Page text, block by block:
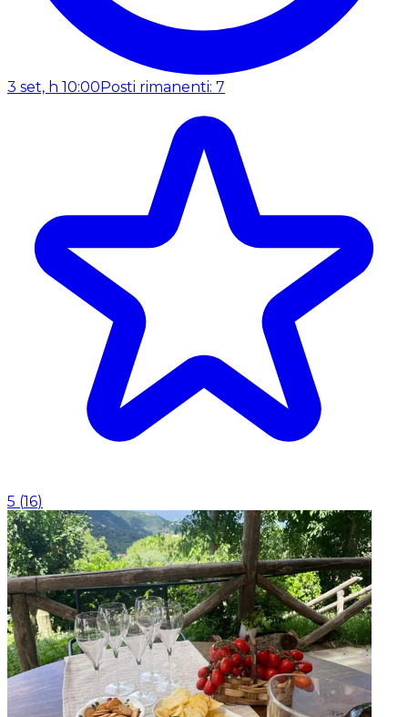
3 set, h 10:00Posti rimanenti: 7
5 (16)